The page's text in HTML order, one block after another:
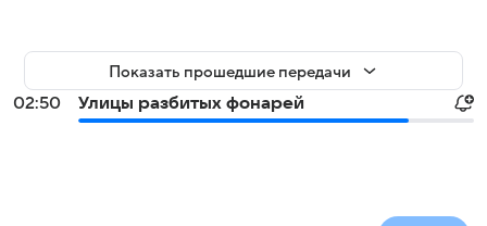
Показать прошедшие передачи
02:50 Улицы разбитых фонарей